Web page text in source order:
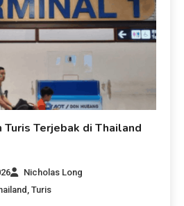
Terjebak di Thailand
Nicholas Long
,Turis